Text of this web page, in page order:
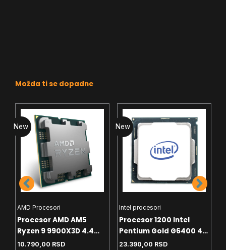
Možda ti se dopadne
New
AMD Procesori
Procesor AMD AM5
Ryzen 9 9900X3D 4.4
GHz Tray
10.790,00 RSD
New
Intel procesori
Procesor 1200 Intel
Pentium Gold G6400 4.0
GHz Tray
23.390,00 RSD